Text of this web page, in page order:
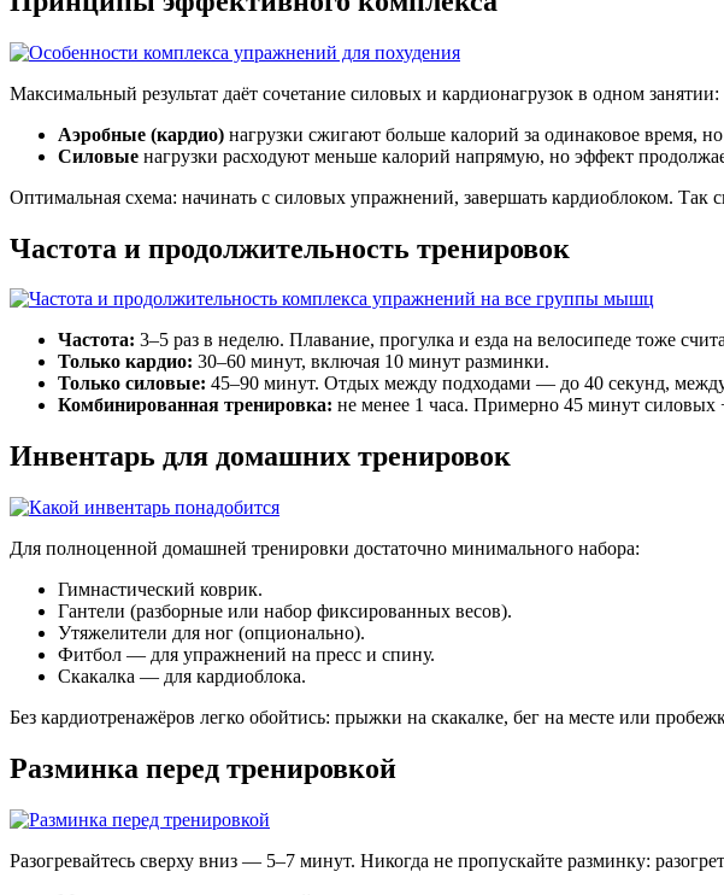
Максимальный результат даёт сочетание силовых и кардионагрузок в одном занятии:
Аэробные (кардио) нагрузки сжигают больше калорий за одинаковое время,
Силовые нагрузки расходуют меньше калорий напрямую, но эффект
Оптимальная схема: начинать с силовых упражнений, завершать кардиоблоком. Так
Частота и продолжительность тренировок
Частота: 3–5 раз в неделю. Плавание, прогулка и езда на велосипеде тоже
Только кардио: 30–60 минут, включая 10 минут разминки.
Только силовые: 45–90 минут. Отдых между подходами — до 40 секунд,
Комбинированная тренировка: не менее 1 часа. Примерно 45 минут силовых
Инвентарь для домашних тренировок
Для полноценной домашней тренировки достаточно минимального набора:
Гимнастический коврик.
Гантели (разборные или набор фиксированных весов).
Утяжелители для ног (опционально).
Фитбол — для упражнений на пресс и спину.
Скакалка — для кардиоблока.
Без кардиотренажёров легко обойтись: прыжки на скакалке, бег на месте или
Разминка перед тренировкой
Разогревайтесь сверху вниз — 5–7 минут. Никогда не пропускайте разминку: